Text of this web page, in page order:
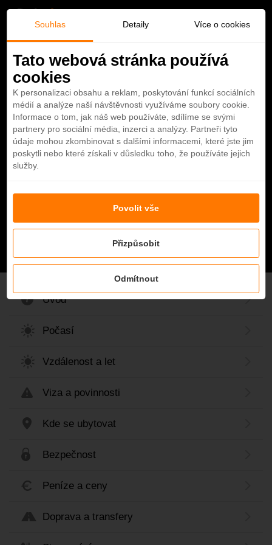
í
é
Španělsko
11 hotelů
Úvod
Počasí
Vzdálenost a let
Viza a povinnosti
Kde se ubytovat
Bezpečnost
Peníze a ceny
Doprava a transfery
Souhlas Detaily Více o cookies
Tato webová stránka používá
cookies
K personalizaci obsahu a reklam, poskytování funkcí sociálních
médií a analýze naší návštěvnosti využíváme soubory cookie.
Informace o tom, jak náš web používáte, sdílíme se svými
partnery pro sociální média, inzerci a analýzy. Partneři tyto
údaje mohou zkombinovat s dalšími informacemi, které jste jim
poskytli nebo které získali v důsledku toho, že používáte jejich
služby.
Odmítnout
Přizpůsobit
Povolit vše